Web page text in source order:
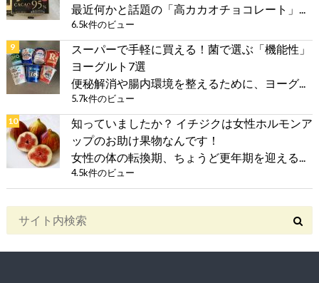
最近何かと話題の「高カカオチョコレート」...
6.5k件のビュー
スーパーで手軽に買える！菌で選ぶ「機能性」
ヨーグルト7選
便秘解消や腸内環境を整えるために、ヨーグ...
5.7k件のビュー
知っていましたか？ イチジクは女性ホルモンア
ップのお助け果物なんです！
女性の体の転換期、ちょうど更年期を迎える...
4.5k件のビュー